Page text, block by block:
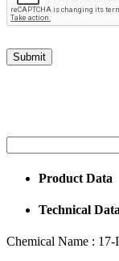
Product Data
Technical Data
Chemical Name : 17-